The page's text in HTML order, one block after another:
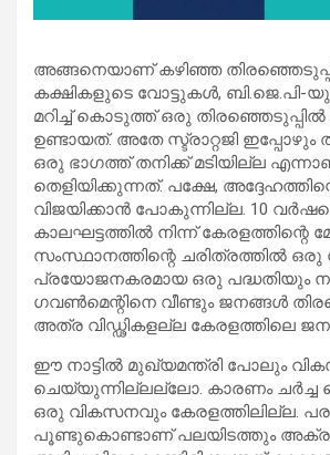
അങ്ങനെയാണ് കഴിഞ്ഞ
കക്ഷികളുടെ വോട്ടുകൾ, ബി.ജെ.പി-
മറിച്ച് കൊടുത്ത് ഒരു
ഉണ്ടായത്. അതേ സ്ട്രാറ്റജി
ഒരു ഭാഗത്ത് തനിക്ക് മടിയില്ല
തെളിയിക്കുന്നത്. പക്ഷേ,
വിജയിക്കാൻ പോകുന്നില്ല. 10
കാലഘട്ടത്തിൽ നിന്ന് കേരളത്തിന്റെ
സംസ്ഥാനത്തിന്റെ ചരിത്രത്തിൽ ഒരു
പ്രയോജനകരമായ ഒരു പദ്ധതിയും
ഗവൺമെന്റിനെ വീണ്ടും ജനങ്ങൾ
അത്ര വിഡ്ഢികളല്ല കേരളത്തിലെ
ഈ നാട്ടിൽ മുഖ്യമന്ത്രി പോലും
ചെയ്യുന്നില്ലല്ലോ. കാരണം ചർച്ച
ഒരു വികസനവും കേരളത്തിലില്ല.
പൂണ്ടുകൊണ്ടാണ് പലയിടത്തും